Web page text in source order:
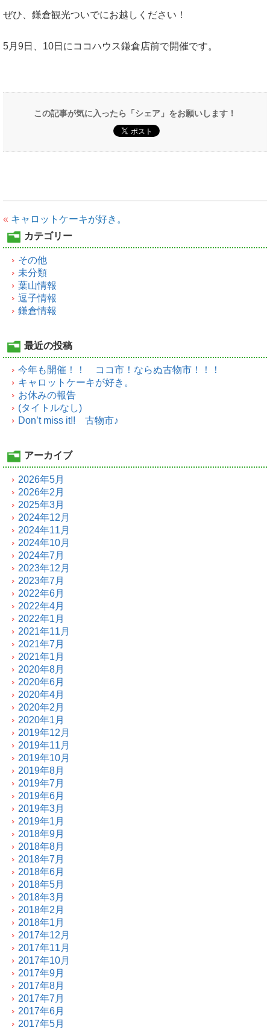
ぜひ、鎌倉観光ついでにお越しください！
5月9日、10日にココハウス鎌倉店前で開催です。
この記事が気に入ったら「シェア」をお願いします！
« キャロットケーキが好き。
カテゴリー
その他
未分類
葉山情報
逗子情報
鎌倉情報
最近の投稿
今年も開催！！ ココ市！ならぬ古物市！！！
キャロットケーキが好き。
お休みの報告
(タイトルなし)
Don’t miss it!! 古物市♪
アーカイブ
2026年5月
2026年2月
2025年3月
2024年12月
2024年11月
2024年10月
2024年7月
2023年12月
2023年7月
2022年6月
2022年4月
2022年1月
2021年11月
2021年7月
2021年1月
2020年8月
2020年6月
2020年4月
2020年2月
2020年1月
2019年12月
2019年11月
2019年10月
2019年8月
2019年7月
2019年6月
2019年3月
2019年1月
2018年9月
2018年8月
2018年7月
2018年6月
2018年5月
2018年3月
2018年2月
2018年1月
2017年12月
2017年11月
2017年10月
2017年9月
2017年8月
2017年7月
2017年6月
2017年5月